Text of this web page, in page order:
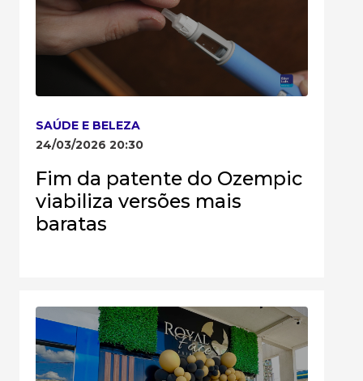
SAÚDE E BELEZA
24/03/2026 20:30
Fim da patente do Ozempic
viabiliza versões mais
baratas